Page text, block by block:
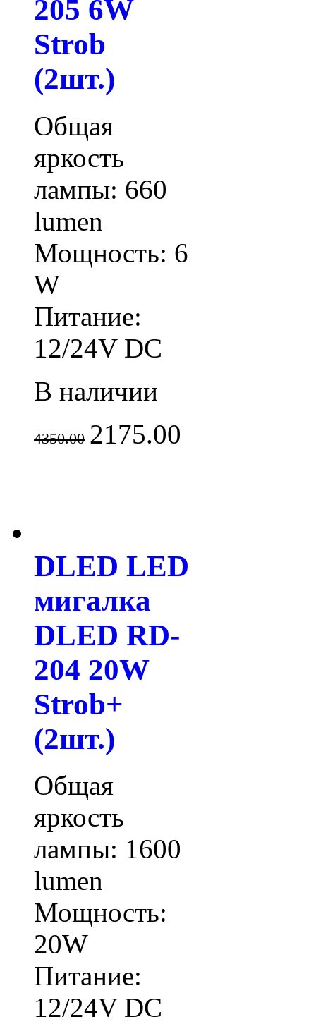
205 6W
Strob
(2шт.)
Общая
яркость
лампы: 660
lumen
Мощность: 6
W
Питание:
12/24V DC
В наличии
4350.00 2175.00
DLED LED
мигалка
DLED RD-
204 20W
Strob+
(2шт.)
Общая
яркость
лампы: 1600
lumen
Мощность:
20W
Питание:
12/24V DC